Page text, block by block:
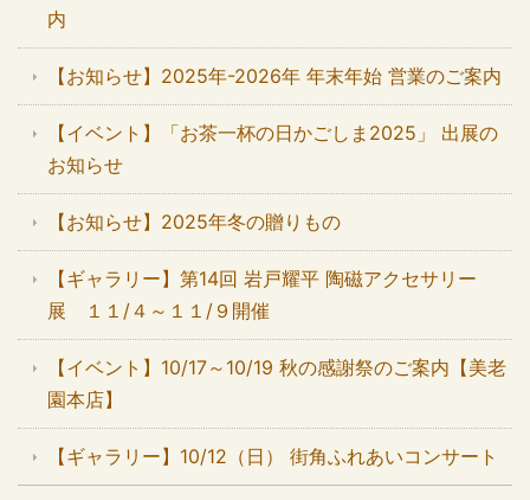
内
【お知らせ】2025年-2026年 年末年始 営業のご案内
【イベント】「お茶一杯の日かごしま2025」 出展の
お知らせ
【お知らせ】2025年冬の贈りもの
【ギャラリー】第14回 岩戸耀平 陶磁アクセサリー
展 １１/４～１１/９開催
【イベント】10/17～10/19 秋の感謝祭のご案内【美老
園本店】
【ギャラリー】10/12（日） 街角ふれあいコンサート